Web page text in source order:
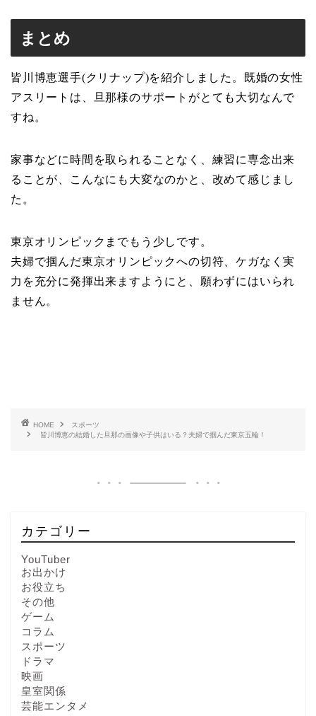
まとめ
皆川博恵選手(クリナップ)を紹介しました。既婚の女性
アスリートは、旦那様のサポートがとても大切なんで
すね。
家事などに時間を取られることなく、練習に専念出来
ることが、こんなにも大変なのかと、改めて感じまし
た。
東京オリンピックまでもう少しです。
夫婦で掴んだ東京オリンピックへの切符、ケガなく実
力を充分に発揮出来ますようにと、願わずにはいられ
ません。
HOME
スポーツ
皆川博恵の結婚した旦那の画像や子供はいる？夫婦で掴んだ東京五輪！
カテゴリー
YouTuber
お出かけ
お役立ち
その他
ゲーム
コラム
スポーツ
ドラマ
映画
皇室関係
芸能エンタメ